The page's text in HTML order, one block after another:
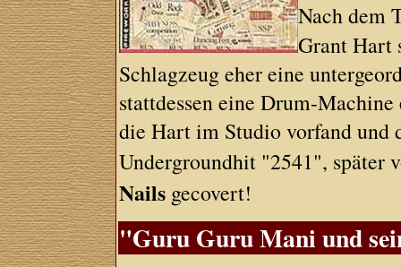
Nach dem
Grant Hart
Schlagzeug eher eine
stattdessen eine Drum-
die Hart im Studio vorfand und
Undergroundhit "2541", später
Nails gecovert!
"Guru Guru Mani und